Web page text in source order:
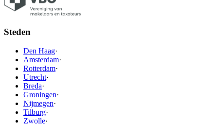
Steden
Den Haag·
Amsterdam·
Rotterdam·
Utrecht·
Breda·
Groningen·
Nijmegen·
Tilburg·
Zwolle·